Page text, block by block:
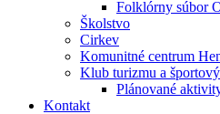
Folklórny súbor
Školstvo
Cirkev
Komunitné centrum
Klub turizmu a
Plánované
Kontakt